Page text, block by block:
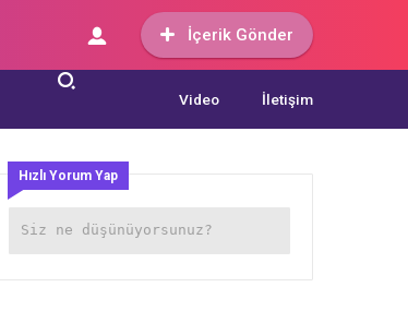
İçerik Gönder
Video İletişim
Hızlı Yorum Yap